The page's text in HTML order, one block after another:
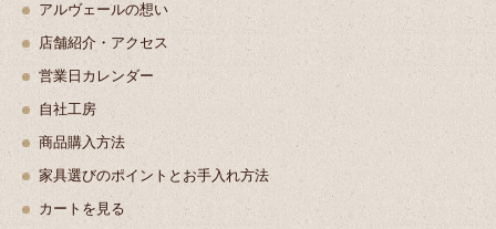
アルヴェールの想い
店舗紹介・アクセス
営業日カレンダー
自社工房
商品購入方法
家具選びのポイントとお手入れ方法
カートを見る